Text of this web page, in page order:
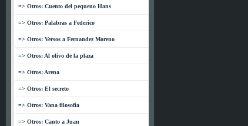
=> Otros: Cuento del pequeno Hans
=> Otros: Palabras a Federico
=> Otros: Versos a Fernandez Moreno
=> Otros: Al olivo de la plaza
=> Otros: Arena
=> Otros: El secreto
=> Otros: Vana filosofia
=> Otros: Canto a Juan